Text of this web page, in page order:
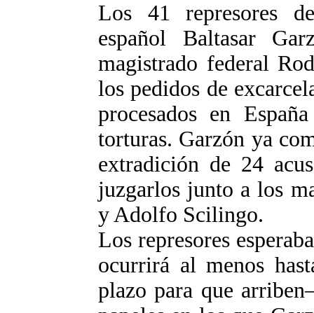
Los 41 represores
español Baltasar
magistrado federal
los pedidos de
procesados en
torturas. Garzón ya
extradición de 24
juzgarlos junto a los
y Adolfo Scilingo.
Los represores
ocurrirá al menos
plazo para que